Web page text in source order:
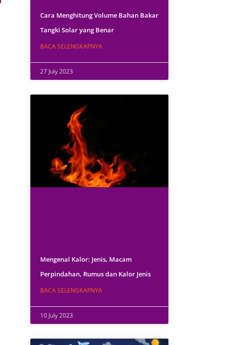
Cara Menghitung Volume Bahan Bakar
Tangki Solar yang Benar
BACA SELENGKAPNYA
27 July 2023
Mengenal Kalor: Jenis, Macam
Perpindahan, Rumus dan Kalor Jenis
BACA SELENGKAPNYA
10 July 2023